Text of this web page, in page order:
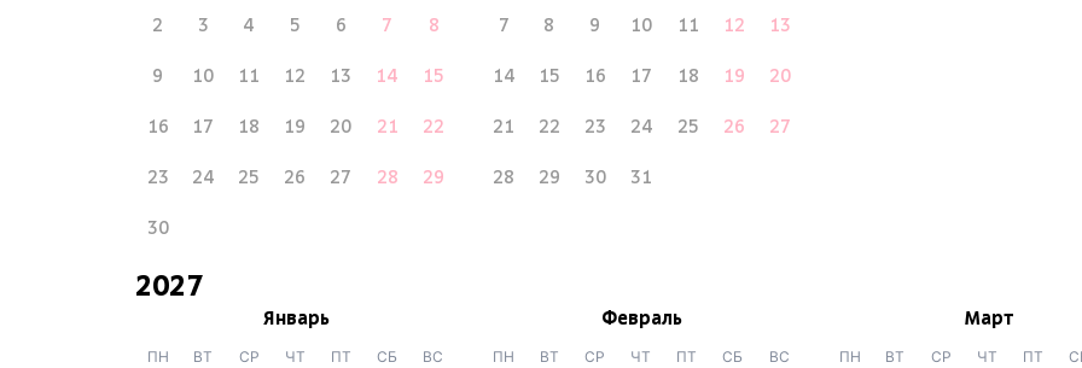
2 3 4 5 6 7 8
9 10 11 12 13 14 15
16 17 18 19 20 21 22
23 24 25 26 27 28 29
30
7 8 9 10 11 12 13
14 15 16 17 18 19 20
21 22 23 24 25 26 27
28 29 30 31
2027
Январь
ПН ВТ СР ЧТ ПТ СБ ВС
Февраль
ПН ВТ СР ЧТ ПТ СБ ВС
Март
ПН ВТ СР ЧТ ПТ